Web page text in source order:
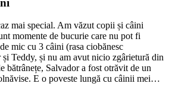
mai special. Am văzut copii și câini
momente de bucurie care nu pot fi
mic cu 3 câini (rasa ciobănesc
Teddy, și nu am avut nicio zgârietură din
bătrânețe, Salvador a fost otrăvit de un
E o poveste lungă cu câinii mei…